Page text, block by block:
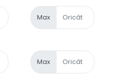
Max
Max